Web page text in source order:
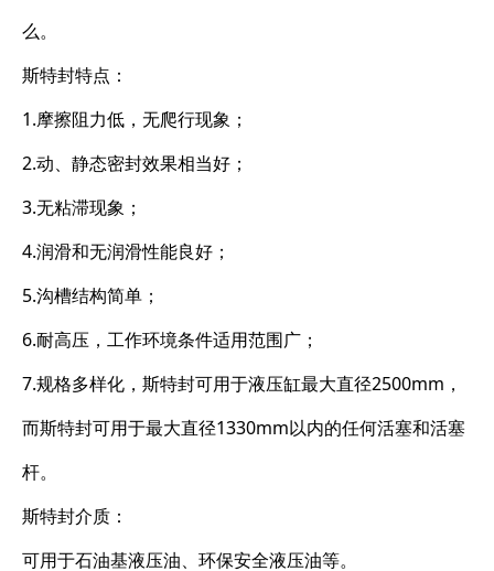
么。
斯特封特点：
1.摩擦阻力低，无爬行现象；
2.动、静态密封效果相当好；
3.无粘滞现象；
4.润滑和无润滑性能良好；
5.沟槽结构简单；
6.耐高压，工作环境条件适用范围广；
7.规格多样化，斯特封可用于液压缸最大直径2500mm，
而斯特封可用于最大直径1330mm以内的任何活塞和活塞
杆。
斯特封介质：
可用于石油基液压油、环保安全液压油等。